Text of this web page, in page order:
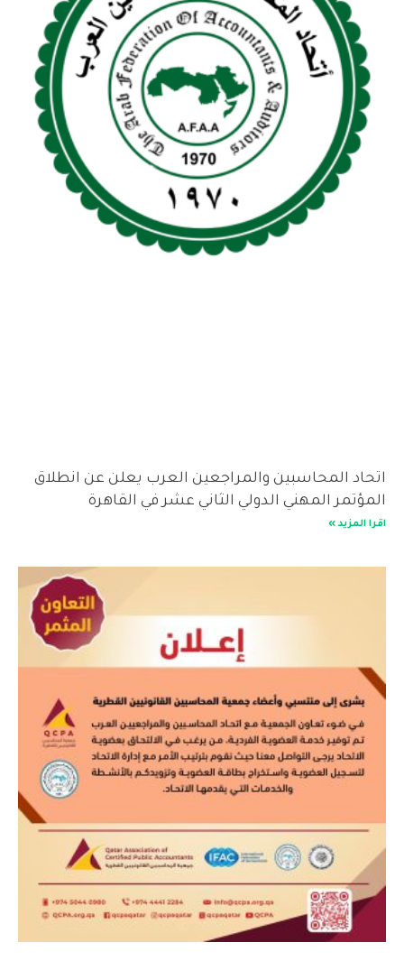
اتحاد المحاسبين والمراجعين العرب يعلن عن انطلاق
المؤتمر المهني الدولي الثاني عشر في القاهرة
اقرا المزيد »